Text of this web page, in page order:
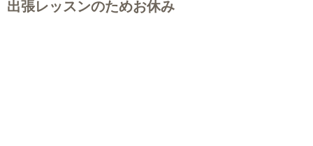
出張レッスンのためお休み